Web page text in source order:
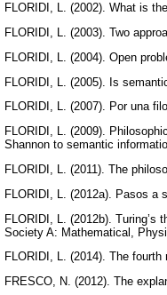
FLORIDI, L. (2002). What is
FLORIDI, L. (2003). Two
FLORIDI, L. (2004). Open
FLORIDI, L. (2005). Is
FLORIDI, L. (2007). Por una
FLORIDI, L. (2009).
Shannon to semantic
FLORIDI, L. (2011). The
FLORIDI, L. (2012a). Pasos a
FLORIDI, L. (2012b). Turing’s
Society A: Mathematical,
FLORIDI, L. (2014). The
FRESCO, N. (2012). The